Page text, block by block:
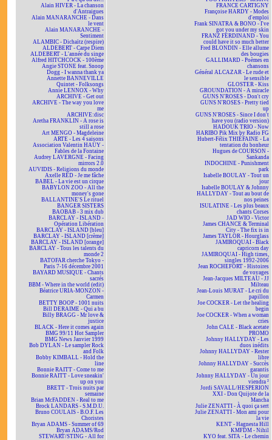
Alain HIVER - La chanson
d'Antraigues
Alain MANARANCHE - Dans
le vent
Alain MANARANCHE -
Sentiment
ALAMBIC - Dichaïtz (respire)
ALDEBERT - Carpe Diem
ALDEBERT - L'année du singe
Alfred HITCHCOCK - 100ème
Angie STONE feat. Snoop
Dogg - I wanna thank ya
Annette BANNEVILLE
Quintet - Folksongs
Annie LENNOX - Why
ARCHIVE - Get out
ARCHIVE - The way you love
me
ARCHIVE:disc
Aretha FRANKLIN - A rose is
still a rose
Art MENGO - Magdeleine
ARTE - Les 4 saisons
Association Valentin HAÜY -
Fables de la Fontaine
Audrey LAVERGNE - Facing
mirrors 2.0
AUVIDIS - Religions du monde
Axelle RED - Je me fâche
BABEL - La vie est un cirque
BABYLON ZOO - All the
money's gone
BALLANTINE'S Le rituel
BANGER SISTERS
BAOBAB - 3 mix dub
BARCLAY - ISLAND -
Opération Libération
BARCLAY - ISLAND [bleu]
BARCLAY - ISLAND [crème]
BARCLAY - ISLAND [orange]
BARCLAY - Tous les talents du
monde 2
BATOFAR cherche Tokyo -
Paris 7-16 décembre 2001
BAYARD MUSIQUE - Chants
sacrés
BBM - Where in the world (edit)
Béatrice URIA-MONZON -
Carmen
BETTY BOOP - 1001 nuits
Bill DERAIME - Qui a bu
Billy BRAGG - Mr love &
justice
BLACK - Here it comes again
BMG 99/11 Hot Sampler
BMG News Janvier 1999
Bob DYLAN - Le sampler Rock
and Folk
Bobby KIMBALL - Hold the
line
Bonnie RAITT - Come to me
Bonnie RAITT - Love sneakin'
up on you
BRETT - Trois nuits par
semaine
Brian McFADDEN - Real to me
Brock LANDARS - S.M.D.U.
Bruno COULAIS - B.O.F. Les
Choristes
Bryan ADAMS - Summer of 69
Bryan ADAMS/Rod
STEWART/STING - All for
FRANCE CARTIGNY
Françoise HARDY - Modes
d'emploi
Frank SINATRA & BONO - I've
got you under my skin
FRANZ FERDINAND - You
could have it so much better
Fred BLONDIN - Elle allume
des bougies
GALLIMARD - Poèmes en
chansons
Général ALCAZAR - Le rude et
le sensible
GLOSTER - Kiss
GROUNDATION - A miracle
GUNS N'ROSES - Don't cry
GUNS N'ROSES - Pretty tied
up
GUNS N'ROSES - Since I don't
have you (radio version)
HADOUK TRIO - Now
HARIBO Pik Mix by Radio FG
Hubert-Félix THIÉFAINE - La
tentation du bonheur
Hugues de COURSON -
Sankanda
INDOCHINE - Punishment
park
Isabelle BOULAY - Tout un
jour
Isabelle BOULAY & Johnny
HALLYDAY - Tout au bout de
nos peines
ISULATINE - Les plus beaux
chants Corses
JAD WIO - Victor
James CHANCE & Terminal
City - The fix is in
James TAYLOR - Hourglass
JAMIROQUAI - Black
capricorn day
JAMIROQUAI - High times,
singles 1992-2006
Jean ROCHEFORT - Histoires
de voyages
Jean-Jacques MILTEAU - JJ
Milteau
Jean-Louis MURAT - Le cri du
papillon
Joe COCKER - Let the healing
begin
Joe COCKER - When a woman
cries
John CALE - Black acetate
PROMO
Johnny HALLYDAY - Les
duos inédits
Johnny HALLYDAY - Rester
libre
Johnny HALLYDAY - Succès
garantis
Johnny HALLYDAY - Un jour
viendra ²
Jordi SAVALL/HESPERION
XXI - Don Quijote de la
Mancha
Julie ZENATTI - À quoi ça sert
Julie ZENATTI - Mon ami pour
la vie
KENT - Hagnesta Hill
KMFDM - Nihil
KYO feat. SITA - Le chemin